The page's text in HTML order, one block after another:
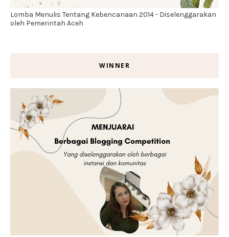
Lomba Menulis Tentang Kebencanaan 2014 - Diselenggarakan
oleh Pemerintah Aceh
WINNER